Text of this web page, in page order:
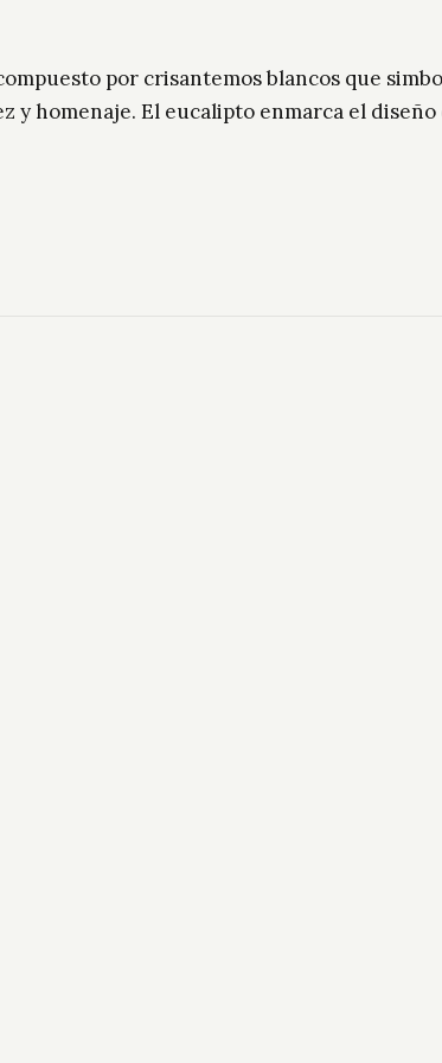
por crisantemos blancos que
y homenaje. El eucalipto enmarca el